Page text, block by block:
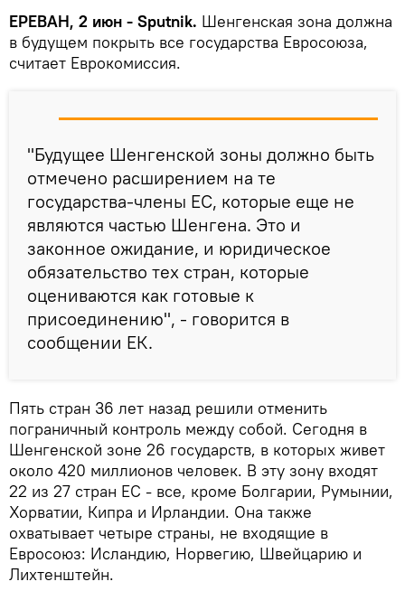
ЕРЕВАН, 2 июн - Sputnik. Шенгенская зона должна
в будущем покрыть все государства Евросоюза,
считает Еврокомиссия.
"Будущее Шенгенской зоны должно быть
отмечено расширением на те
государства-члены ЕС, которые еще не
являются частью Шенгена. Это и
законное ожидание, и юридическое
обязательство тех стран, которые
оцениваются как готовые к
присоединению", - говорится в
сообщении ЕК.
Пять стран 36 лет назад решили отменить
пограничный контроль между собой. Сегодня в
Шенгенской зоне 26 государств, в которых живет
около 420 миллионов человек. В эту зону входят
22 из 27 стран ЕС - все, кроме Болгарии, Румынии,
Хорватии, Кипра и Ирландии. Она также
охватывает четыре страны, не входящие в
Евросоюз: Исландию, Норвегию, Швейцарию и
Лихтенштейн.